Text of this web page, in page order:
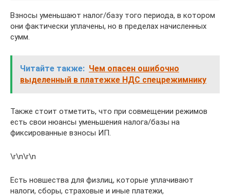
Взносы уменьшают налог/базу того периода, в котором
они фактически уплачены, но в пределах начисленных
сумм.
Читайте также: Чем опасен ошибочно
выделенный в платежке НДС спецрежимнику
Также стоит отметить, что при совмещении режимов
есть свои нюансы уменьшения налога/базы на
фиксированные взносы ИП.
\r\n\r\n
Есть новшества для физлиц, которые уплачивают
налоги, сборы, страховые и иные платежи,